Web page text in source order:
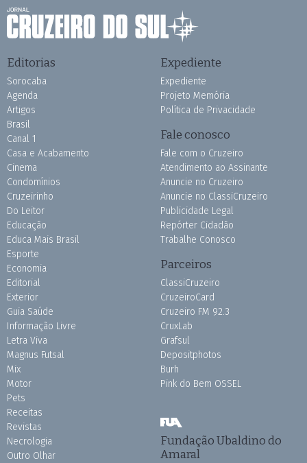
Editorias
Sorocaba
Agenda
Artigos
Brasil
Canal 1
Casa e Acabamento
Cinema
Condomínios
Cruzeirinho
Do Leitor
Educação
Educa Mais Brasil
Esporte
Economia
Editorial
Exterior
Guia Saúde
Informação Livre
Letra Viva
Magnus Futsal
Mix
Motor
Pets
Receitas
Revistas
Necrologia
Outro Olhar
Expediente
Expediente
Projeto Memória
Política de Privacidade
Fale conosco
Fale com o Cruzeiro
Atendimento ao Assinante
Anuncie no Cruzeiro
Anuncie no ClassiCruzeiro
Publicidade Legal
Repórter Cidadão
Trabalhe Conosco
Parceiros
ClassiCruzeiro
CruzeiroCard
Cruzeiro FM 92.3
CruxLab
Grafsul
Depositphotos
Burh
Pink do Bem OSSEL
Fundação Ubaldino do
Amaral